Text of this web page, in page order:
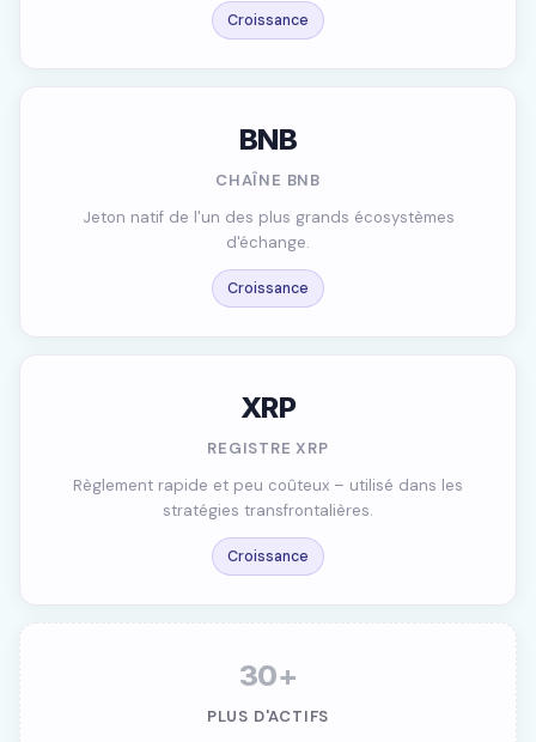
Croissance
BNB
CHAÎNE BNB
Jeton natif de l'un des plus grands écosystèmes
d'échange.
Croissance
XRP
REGISTRE XRP
Règlement rapide et peu coûteux – utilisé dans les
stratégies transfrontalières.
Croissance
30+
PLUS D'ACTIFS